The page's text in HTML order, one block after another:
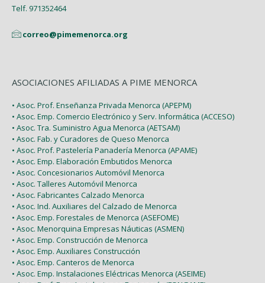
Telf. 971352464
correo@pimemenorca.org
ASOCIACIONES AFILIADAS A PIME MENORCA
• Asoc. Prof. Enseñanza Privada Menorca (APEPM)
• Asoc. Emp. Comercio Electrónico y Serv. Informática (ACCESO)
• Asoc. Tra. Suministro Agua Menorca (AETSAM)
• Asoc. Fab. y Curadores de Queso Menorca
• Asoc. Prof. Pastelería Panadería Menorca (APAME)
• Asoc. Emp. Elaboración Embutidos Menorca
• Asoc. Concesionarios Automóvil Menorca
• Asoc. Talleres Automóvil Menorca
• Asoc. Fabricantes Calzado Menorca
• Asoc. Ind. Auxiliares del Calzado de Menorca
• Asoc. Emp. Forestales de Menorca (ASEFOME)
• Asoc. Menorquina Empresas Náuticas (ASMEN)
• Asoc. Emp. Construcción de Menorca
• Asoc. Emp. Auxiliares Construcción
• Asoc. Emp. Canteros de Menorca
• Asoc. Emp. Instalaciones Eléctricas Menorca (ASEIME)